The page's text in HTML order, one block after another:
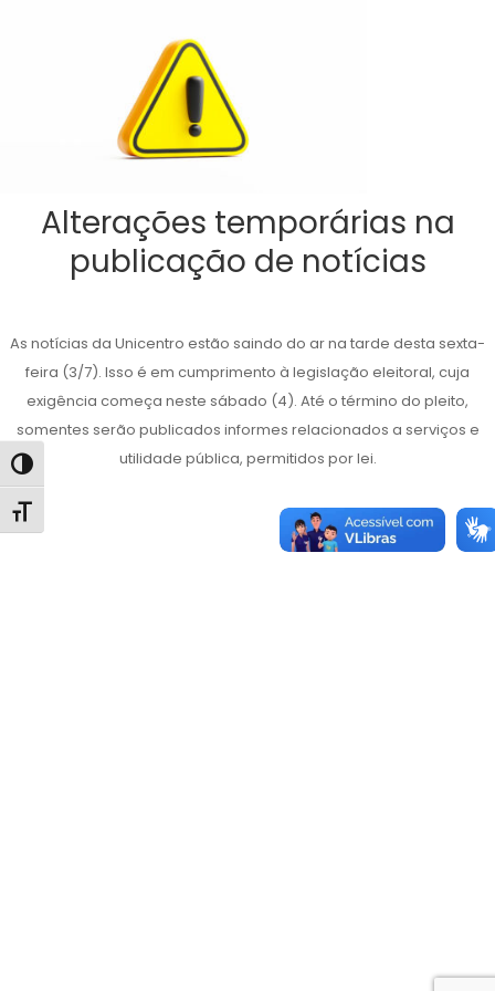
Alternar alto contraste
Alternar tamanho da fonte
Alterações temporárias na
publicação de notícias
As notícias da Unicentro estão saindo do ar na tarde desta sexta-
feira (3/7). Isso é em cumprimento à legislação eleitoral, cuja
exigência começa neste sábado (4). Até o término do pleito,
somentes serão publicados informes relacionados a serviços e
utilidade pública, permitidos por lei.